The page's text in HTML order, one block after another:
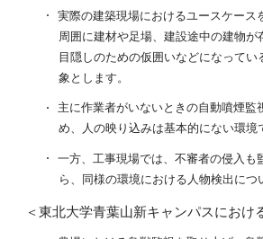
実際の建築現場におけるユースケース
周囲に建材や足場、建設途中の建物
目隠しのための仮囲いなどになって
象とします。
主に作業者がいないときの自動噴煙監
め、人の映り込みは基本的にない環境
一方、工事現場では、不審者の侵入も
ら、同様の環境における人物検出につ
＜東北大学青葉山新キャンパスにおけ